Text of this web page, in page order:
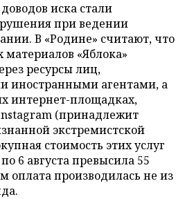
иска стали
при ведении
В «Родине» считают, что
«Яблока»
ресурсы лиц,
иностранными агентами, а
интернет-площадках,
(принадлежит
экстремистской
стоимость этих услуг
6 августа превысила 55
оплата производилась не из